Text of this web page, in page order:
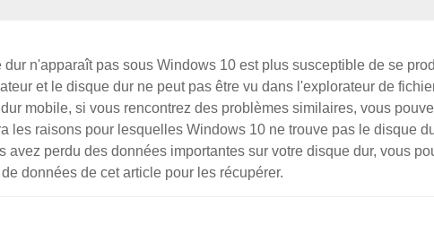
dur n'apparaît pas sous Windows 10 est plus susceptible de se
et le disque dur ne peut pas être vu dans l'explorateur de
mobile, si vous rencontrez des problèmes similaires, vous
les raisons pour lesquelles Windows 10 ne trouve pas le disque
avez perdu des données importantes sur votre disque dur, vous
données de cet article pour les récupérer.